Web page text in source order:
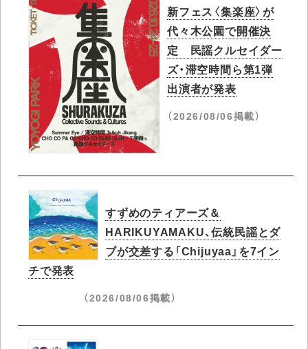
新フェス〈集楽座〉が
代々木公園で開催決
定 民謡クルセイダー
ズ・滞空時間ら第1弾
出演者が発表
（2026/08/06掲載）
すずめのティアーズ＆
HARIKUYAMAKU、伝統民謡とダ
ブが交差する「Chijuyaa」を7イン
チで発表
（2026/08/06掲載）